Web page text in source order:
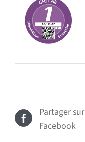
Partager sur
Facebook